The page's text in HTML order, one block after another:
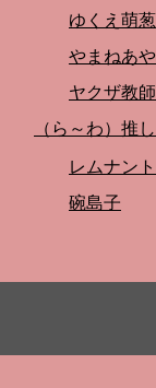
ゆくえ萌葱
やまねあ
ヤクザ教
（ら～わ）推
レムナン
碗島子